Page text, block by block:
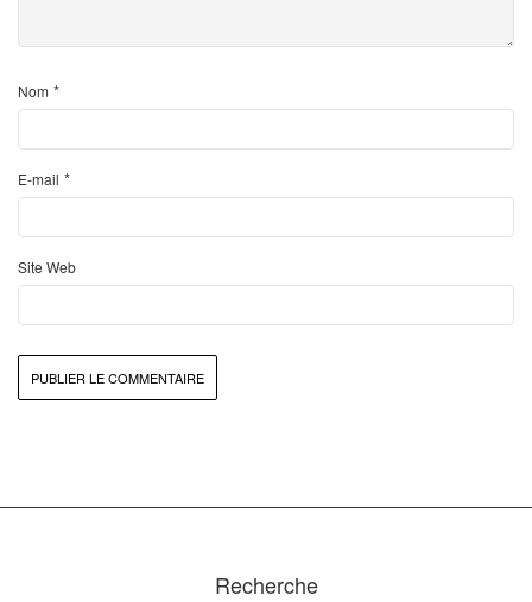
Nom *
E-mail *
Site Web
Recherche